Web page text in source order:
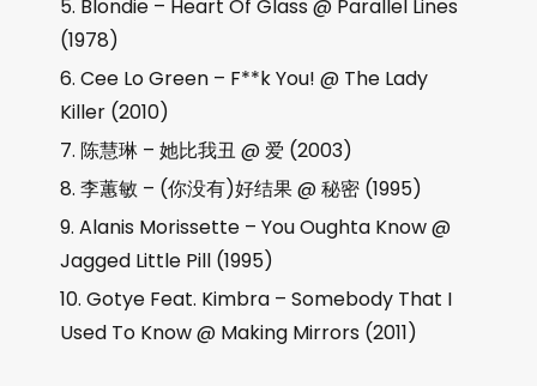
Blondie – Heart Of Glass @ Parallel Lines
(1978)
Cee Lo Green – F**k You! @ The Lady
Killer (2010)
陈慧琳 – 她比我丑 @ 爱 (2003)
李蕙敏 – (你没有)好结果 @ 秘密 (1995)
Alanis Morissette – You Oughta Know @
Jagged Little Pill (1995)
Gotye Feat. Kimbra – Somebody That I
Used To Know @ Making Mirrors (2011)